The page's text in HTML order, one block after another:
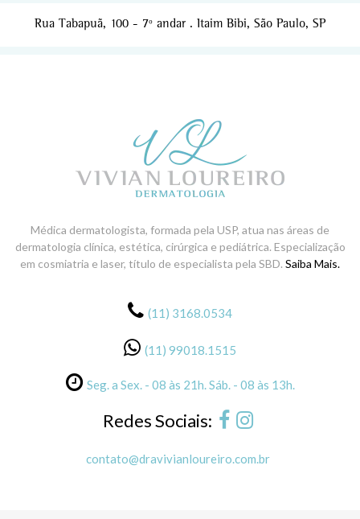
Rua Tabapuã, 100 - 7º andar . Itaim Bibi, São Paulo, SP
Médica dermatologista, formada pela USP, atua nas áreas de
dermatologia clínica, estética, cirúrgica e pediátrica. Especialização
em cosmiatria e laser, título de especialista pela SBD. Saiba Mais.
(11) 3168.0534
(11) 99018.1515
Seg. a Sex. - 08 às 21h. Sáb. - 08 às 13h.
Redes Sociais:
contato@dravivianloureiro.com.br